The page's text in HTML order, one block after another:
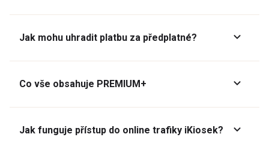
Jak mohu uhradit platbu za předplatné?
Co vše obsahuje PREMIUM+
Jak funguje přístup do online trafiky iKiosek?